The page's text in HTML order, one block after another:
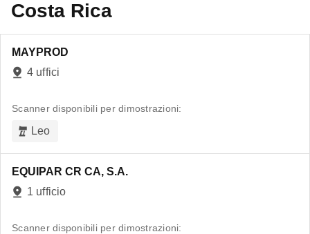
Costa Rica
MAYPROD
4 uffici
Scanner disponibili per dimostrazioni:
Leo
EQUIPAR CR CA, S.A.
1 ufficio
Scanner disponibili per dimostrazioni: